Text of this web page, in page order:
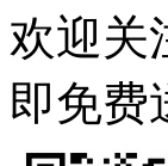
欢迎关
即免费